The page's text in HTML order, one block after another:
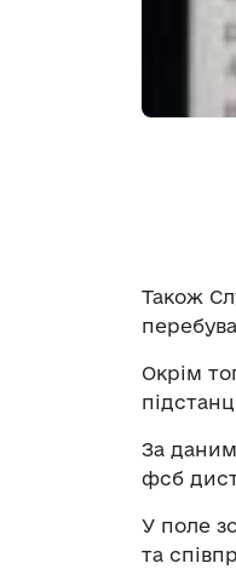
Також
Окрім
За
фсб
У поле
та